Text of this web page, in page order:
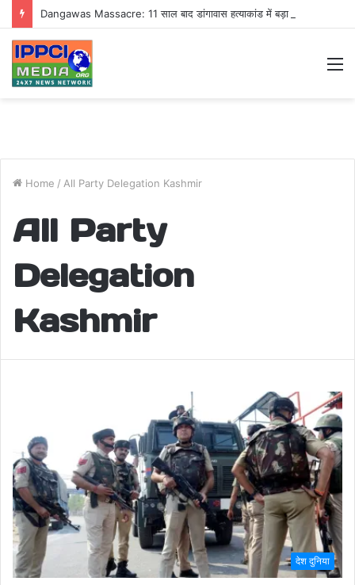
Home / All Party Delegation Kashmir
All Party
Delegation
Kashmir
देश दुनिया